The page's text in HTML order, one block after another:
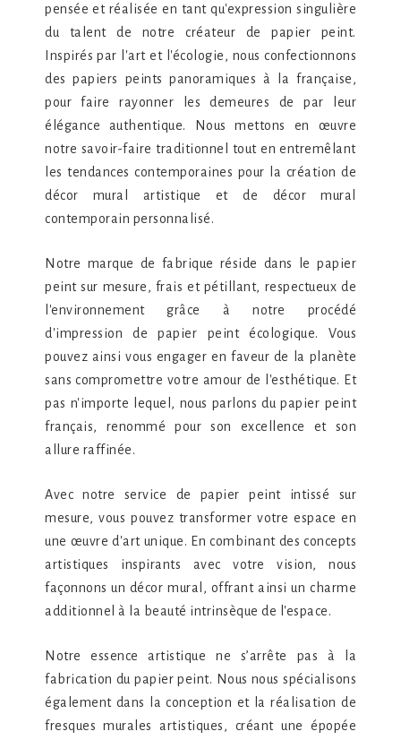
pensée et réalisée en tant qu'expression singulière
du talent de notre créateur de papier peint.
Inspirés par l'art et l'écologie, nous confectionnons
des papiers peints panoramiques à la française,
pour faire rayonner les demeures de par leur
élégance authentique. Nous mettons en œuvre
notre savoir-faire traditionnel tout en entremêlant
les tendances contemporaines pour la création de
décor mural artistique et de décor mural
contemporain personnalisé.
Notre marque de fabrique réside dans le papier
peint sur mesure, frais et pétillant, respectueux de
l'environnement grâce à notre procédé
d'impression de papier peint écologique. Vous
pouvez ainsi vous engager en faveur de la planète
sans compromettre votre amour de l'esthétique. Et
pas n'importe lequel, nous parlons du papier peint
français, renommé pour son excellence et son
allure raffinée.
Avec notre service de papier peint intissé sur
mesure, vous pouvez transformer votre espace en
une œuvre d'art unique. En combinant des concepts
artistiques inspirants avec votre vision, nous
façonnons un décor mural, offrant ainsi un charme
additionnel à la beauté intrinsèque de l'espace.
Notre essence artistique ne s’arrête pas à la
fabrication du papier peint. Nous nous spécialisons
également dans la conception et la réalisation de
fresques murales artistiques, créant une épopée